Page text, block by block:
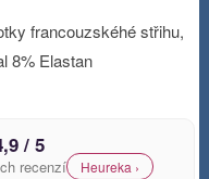
francouzskéhé střihu,
8% Elastan
/ 5
recenzí Heureka ›